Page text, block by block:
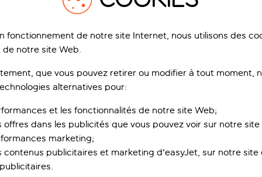
sur une plage de
établissement réservé aux adultes et enfants à partir de
fonctionnement de notre site Internet, nous utilisons des
notre site Web.
que vous pouvez retirer ou modifier à tout moment,
alternatives pour:
et les fonctionnalités de notre site Web;
offres dans les publicités que vous pouvez voir sur notre site
marketing;
contenus publicitaires et marketing d'easyJet, sur notre site